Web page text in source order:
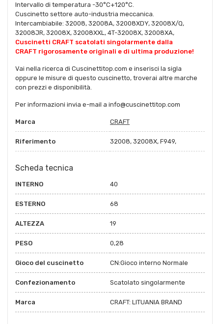
Intervallo di temperatura -30°C+120°C.
Cuscinetto settore auto-industria meccanica.
Intercambiabile: 32008, 32008A, 32008XDY, 32008X/Q,
32008JR, 32008X, 32008XXL, 4T-32008X, 32008XA,
Cuscinetti CRAFT scatolati singolarmente dalla
CRAFT rigorosamente originali e di ultima produzione!
Vai nella ricerca di Cuscinettitop.com e inserisci la sigla
oppure le misure di questo cuscinetto, troverai altre marche
con prezzi e disponibilità.
Per informazioni invia e-mail a info@cuscinettitop.com
Marca CRAFT
Riferimento 32008, 32008X, F949,
Scheda tecnica
INTERNO 40
ESTERNO 68
ALTEZZA 19
PESO 0,28
Gioco del cuscinetto CN:Gioco interno Normale
Confezionamento Scatolato singolarmente
Marca CRAFT: LITUANIA BRAND